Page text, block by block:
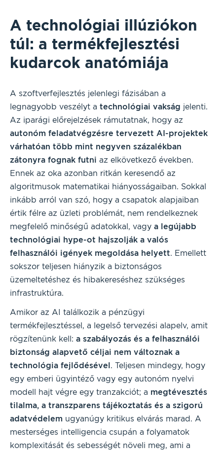
A technológiai illúziókon
túl: a termékfejlesztési
kudarcok anatómiája
A szoftverfejlesztés jelenlegi fázisában a
legnagyobb veszélyt a technológiai vakság jelenti.
Az iparági előrejelzések rámutatnak, hogy az
autonóm feladatvégzésre tervezett AI-projektek
várhatóan több mint negyven százalékban
zátonyra fognak futni az elkövetkező években.
Ennek az oka azonban ritkán keresendő az
algoritmusok matematikai hiányosságaiban. Sokkal
inkább arról van szó, hogy a csapatok alapjaiban
értik félre az üzleti problémát, nem rendelkeznek
megfelelő minőségű adatokkal, vagy a legújabb
technológiai hype-ot hajszolják a valós
felhasználói igények megoldása helyett. Emellett
sokszor teljesen hiányzik a biztonságos
üzemeltetéshez és hibakereséshez szükséges
infrastruktúra.
Amikor az AI találkozik a pénzügyi
termékfejlesztéssel, a legelső tervezési alapelv, amit
rögzítenünk kell: a szabályozás és a felhasználói
biztonság alapvető céljai nem változnak a
technológia fejlődésével . Teljesen mindegy, hogy
egy emberi ügyintéző vagy egy autonóm nyelvi
modell hajt végre egy tranzakciót; a megtévesztés
tilalma, a transzparens tájékoztatás és a szigorú
adatvédelem ugyanúgy kritikus elvárás marad. A
mesterséges intelligencia csupán a folyamatok
komplexitását és sebességét növeli meg, ami a